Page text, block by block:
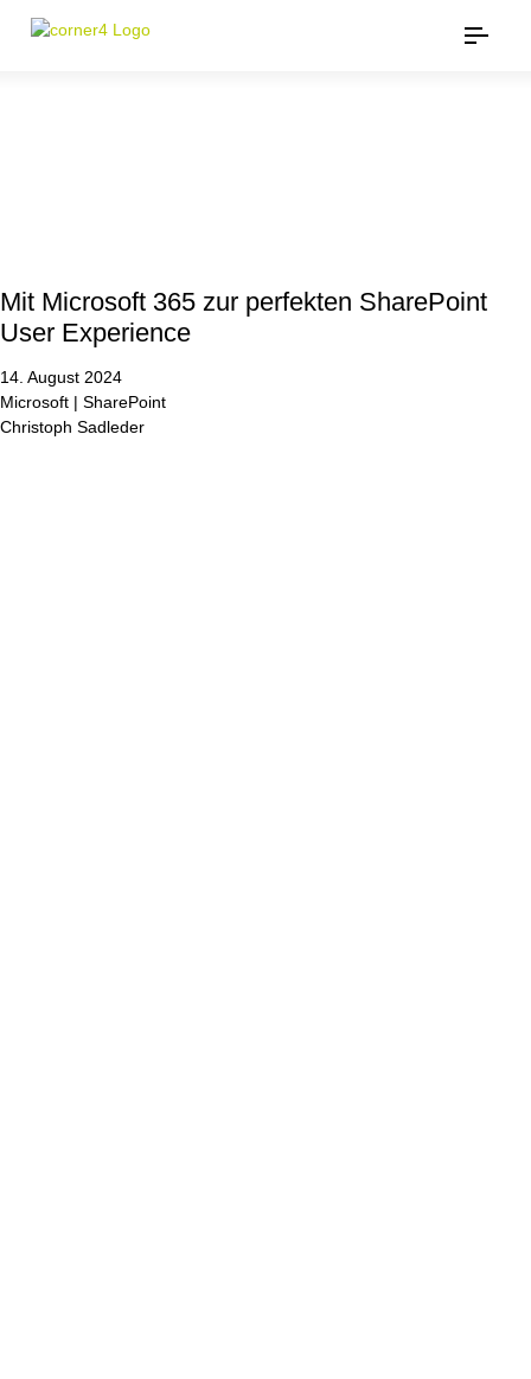
Mit Microsoft 365 zur perfekten SharePoint
User Experience
14. August 2024
Microsoft | SharePoint
Christoph Sadleder